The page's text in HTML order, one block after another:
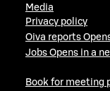
Media
Privacy policy
Oiva reports
Jobs Opens in a
Book for meeting